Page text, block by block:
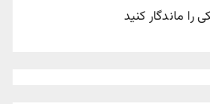
ماندگار کنید